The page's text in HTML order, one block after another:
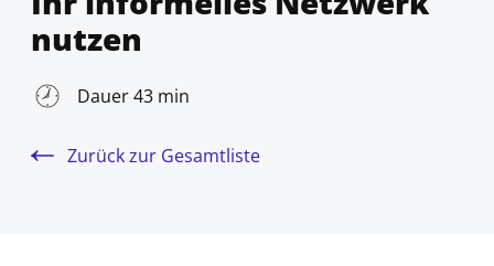
nutzen
Dauer 43 min
Zurück zur Gesamtliste